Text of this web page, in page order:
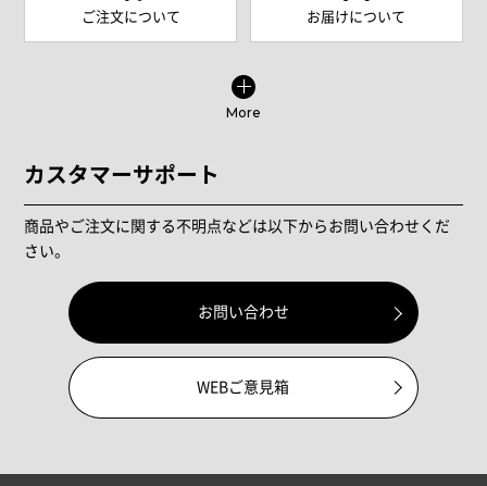
ご注文について お届けについて
More
カスタマーサポート
商品やご注文に関する不明点などは以下からお問い合わせくだ
さい。
お問い合わせ
WEBご意見箱